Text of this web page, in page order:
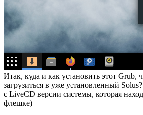
Итак, куда и как установить этот
загрузиться в уже установленный
с LiveCD версии системы, которая
флешке)